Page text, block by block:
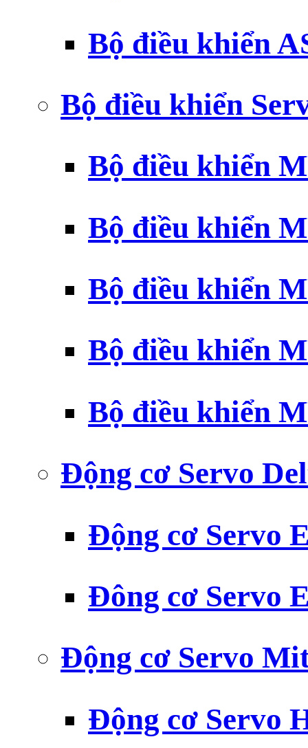
Bộ điều khiển
Bộ điều khiển
Bộ điều khiển
Bộ điều khiển
Bộ điều khiển
Bộ điều khiển
Bộ điều khiển
Động cơ Servo
Động cơ Servo
Đông cơ Servo
Động cơ Servo
Động cơ Servo